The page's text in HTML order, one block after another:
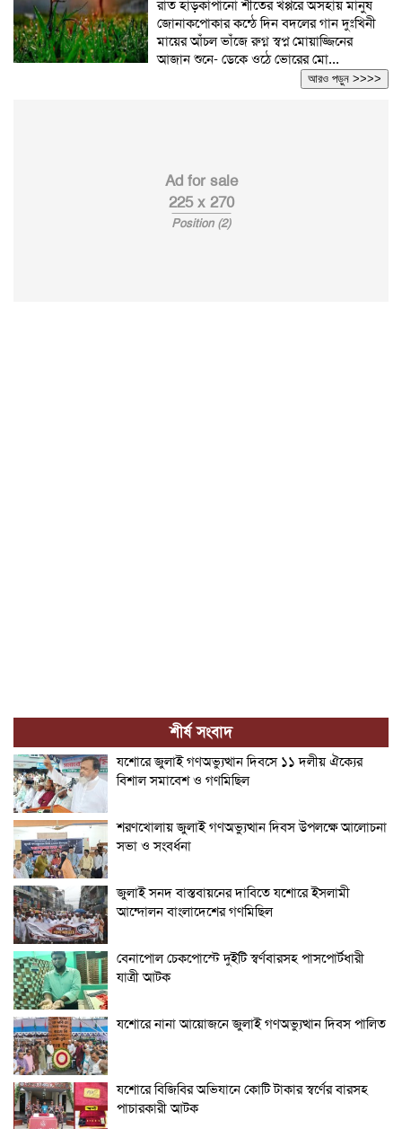
রাত হাড়কাঁপানো শীতের খপ্পরে অসহায় মানুষ
জোনাকপোকার কন্ঠে দিন বদলের গান দুঃখিনী
মায়ের আঁচল ভাঁজে রুগ্ন স্বপ্ন মোয়াজ্জিনের
আজান শুনে- ডেকে ওঠে ভোরের মো...
আরও পড়ুন >>>>
Ad for sale
225 x 270
Position (2)
শীর্ষ সংবাদ
যশোরে জুলাই গণঅভ্যুত্থান দিবসে ১১ দলীয় ঐক্যের
বিশাল সমাবেশ ও গণমিছিল
শরণখোলায় জুলাই গণঅভ্যুত্থান দিবস উপলক্ষে আলোচনা
সভা ও সংবর্ধনা
জুলাই সনদ বাস্তবায়নের দাবিতে যশোরে ইসলামী
আন্দোলন বাংলাদেশের গণমিছিল
বেনাপোল চেকপোস্টে দুইটি স্বর্ণবারসহ পাসপোর্টধারী
যাত্রী আটক
যশোরে নানা আয়োজনে জুলাই গণঅভ্যুত্থান দিবস পালিত
যশোরে বিজিবির অভিযানে কোটি টাকার স্বর্ণের বারসহ
পাচারকারী আটক